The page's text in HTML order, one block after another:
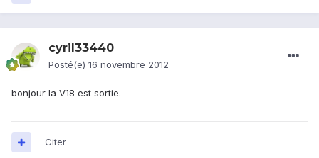
cyril33440
Posté(e) 16 novembre 2012
bonjour la V18 est sortie.
Citer